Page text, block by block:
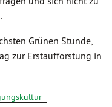
Grünen Stunde,
zur Erstaufforstung in